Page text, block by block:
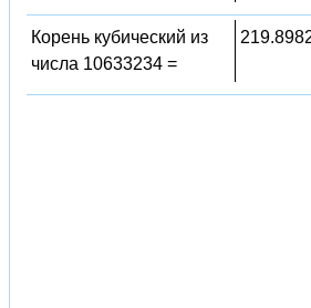
Корень кубический из
числа 10633234 =